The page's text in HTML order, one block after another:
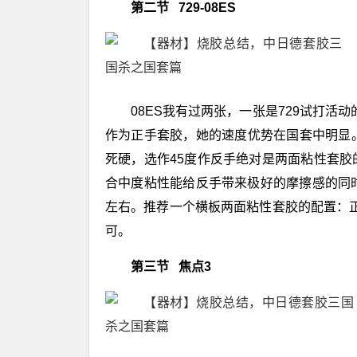
第二节 729-08ES
08ES我有过两张，一张是729试打活
作为正手套胶，她的速度优势在国套中明
死硬，选作45度作反手绝对是两面粘性套
合中度粘性能给反手带来极好的摩擦感的
左右。推荐一个横板两面粘性套胶的配置
可。
第三节 焦点3